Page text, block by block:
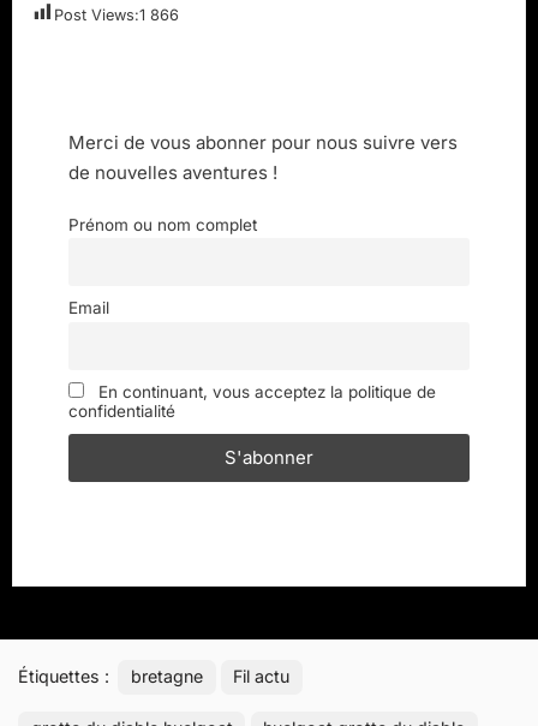
Post Views:1 866
Merci de vous abonner pour nous suivre vers
de nouvelles aventures !
Prénom ou nom complet
Email
En continuant, vous acceptez la politique de
confidentialité
Étiquettes : bretagne Fil actu